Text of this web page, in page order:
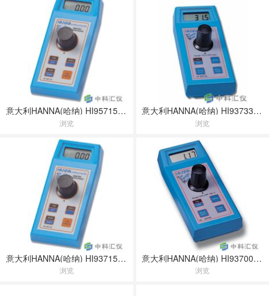
意大利HANNA(哈纳) HI95715氨氮测定仪
浏览
意大利HANNA(哈纳) HI93733(HR)氨氮测定仪
浏览
意大利HANNA(哈纳) HI93715(MR)微电脑氨氮浓度测定仪
浏览
意大利HANNA(哈纳) HI93700(LR)低量程氨氮测定仪
浏览